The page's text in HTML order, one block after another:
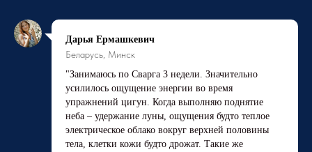
Дарья Ермашкевич
Беларусь, Минск
"Занимаюсь по Сварга 3 недели. Значительно
усилилось ощущение энергии во время
упражнений цигун. Когда выполняю поднятие
неба – удержание луны, ощущения будто теплое
электрическое облако вокруг верхней половины
тела, клетки кожи будто дрожат. Такие же